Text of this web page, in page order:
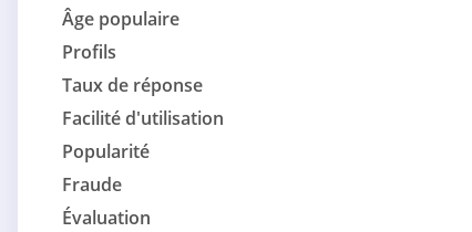
Âge populaire
Profils
Taux de réponse
Facilité d'utilisation
Popularité
Fraude
Évaluation